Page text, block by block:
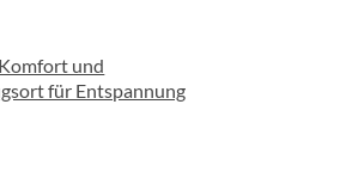
und
für Entspannung